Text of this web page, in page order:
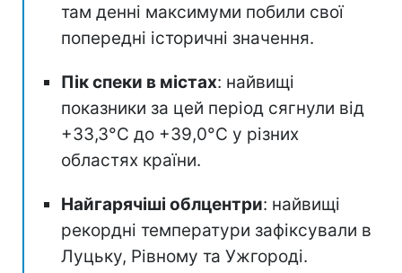
там денні максимуми побили свої
попередні історичні значення.
Пік спеки в містах: найвищі
показники за цей період сягнули від
+33,3°C до +39,0°C у різних
областях країни.
Найгарячіші облцентри: найвищі
рекордні температури зафіксували в
Луцьку, Рівному та Ужгороді.